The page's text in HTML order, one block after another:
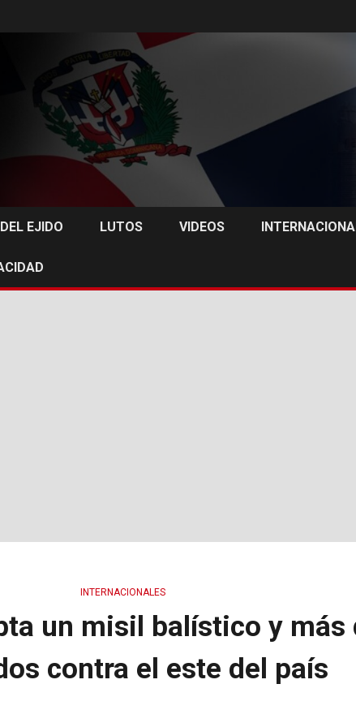
EJIDO LUTOS VIDEOS
INTERNACIONALES
un misil balístico y más
contra el este del país